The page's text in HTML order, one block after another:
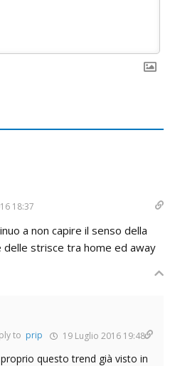
18:37
a non capire il senso della
delle strisce tra home ed away
to prip 19 Luglio 2016 19:48
questo trend già visto in